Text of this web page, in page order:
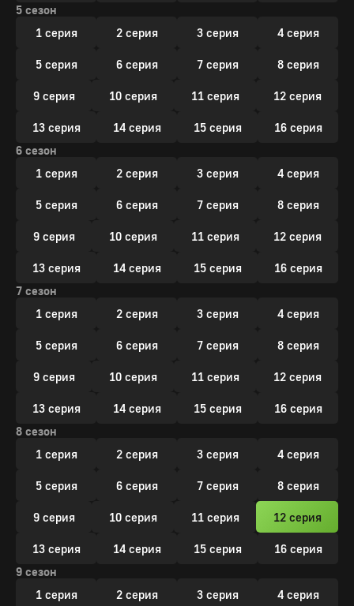
5 сезон
1 серия
2 серия 3 серия 4 серия
5 серия 6 серия 7 серия 8 серия
9 серия 10 серия 11 серия 12 серия
13 серия 14 серия 15 серия
16 серия
6 сезон
1 серия
2 серия 3 серия 4 серия
5 серия 6 серия 7 серия 8 серия
9 серия 10 серия 11 серия 12 серия
13 серия 14 серия 15 серия
16 серия
7 сезон
1 серия
2 серия 3 серия 4 серия
5 серия 6 серия 7 серия 8 серия
9 серия 10 серия 11 серия 12 серия
13 серия 14 серия 15 серия
16 серия
8 сезон
1 серия
2 серия 3 серия 4 серия
5 серия 6 серия 7 серия 8 серия
9 серия 10 серия 11 серия 12 серия
13 серия 14 серия 15 серия
16 серия
9 сезон
1 серия
2 серия 3 серия 4 серия